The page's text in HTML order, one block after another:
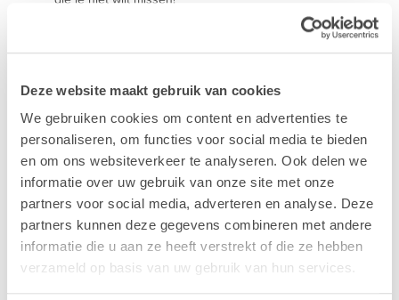
Deze website maakt gebruik van cookies
We gebruiken cookies om content en advertenties te
personaliseren, om functies voor social media te bieden
en om ons websiteverkeer te analyseren. Ook delen we
informatie over uw gebruik van onze site met onze
partners voor social media, adverteren en analyse. Deze
partners kunnen deze gegevens combineren met andere
informatie die u aan ze heeft verstrekt of die ze hebben
verzameld op basis van uw gebruik van hun services.
Mac MacBook